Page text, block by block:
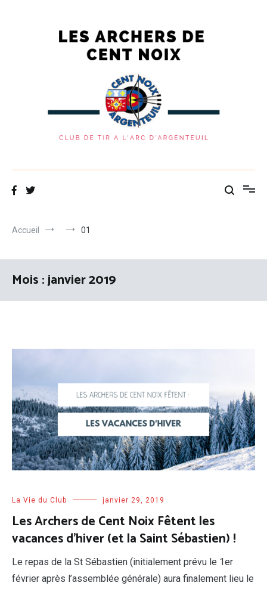
Accueil 01
Mois : janvier 2019
La Vie du Club janvier 29, 2019
Les Archers de Cent Noix Fêtent les
vacances d’hiver (et la Saint Sébastien) !
Le repas de la St Sébastien (initialement prévu le 1er
février après l’assemblée générale) aura finalement lieu le